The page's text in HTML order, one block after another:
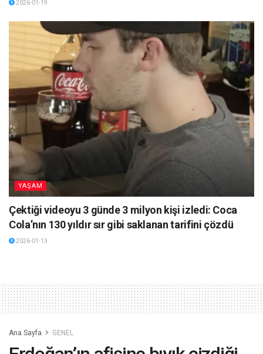
2026-01-19
YAŞAM
Çektiği videoyu 3 günde 3 milyon kişi izledi: Coca
Cola’nın 130 yıldır sır gibi saklanan tarifini çözdü
2026-01-13
Ana Sayfa GENEL